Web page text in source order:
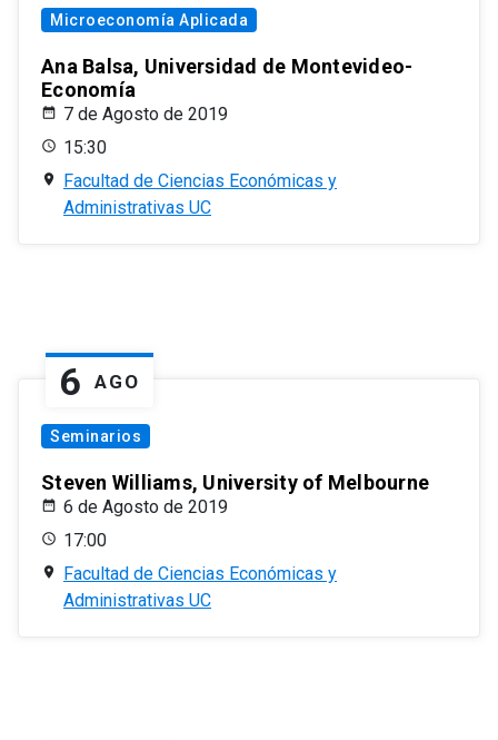
Microeconomía Aplicada
Ana Balsa, Universidad de Montevideo-
Economía
7 de Agosto de 2019
15:30
Facultad de Ciencias Económicas y
Administrativas UC
6 AGO
Seminarios
Steven Williams, University of Melbourne
6 de Agosto de 2019
17:00
Facultad de Ciencias Económicas y
Administrativas UC